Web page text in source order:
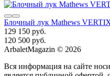
Блочный лук Mathews
129 150 руб.
120 500 руб.
ArbaletMagazin © 2026
Вся информация на сайте